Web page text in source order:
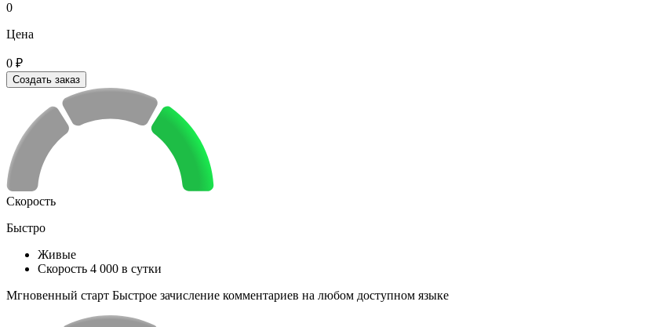
0
Цена
0 ₽
Создать заказ
Скорость
Быстро
Живые
Скорость 4 000 в сутки
Мгновенный старт Быстрое зачисление комментариев на любом доступном языке